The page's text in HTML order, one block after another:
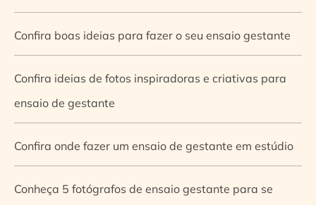
Confira boas ideias para fazer o seu ensaio gestante
Confira ideias de fotos inspiradoras e criativas para
ensaio de gestante
Confira onde fazer um ensaio de gestante em estúdio
Conheça 5 fotógrafos de ensaio gestante para se